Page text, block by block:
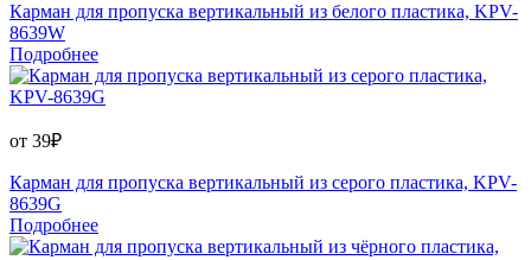
Карман для пропуска вертикальный из белого пластика, KPV-
8639W
Подробнее
от 39₽
Карман для пропуска вертикальный из серого пластика, KPV-
8639G
Подробнее